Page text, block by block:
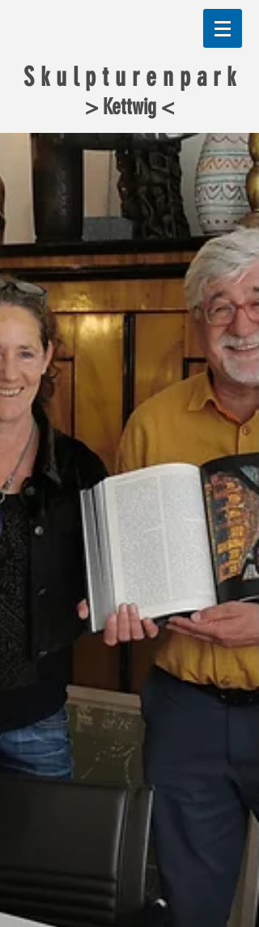
S k u l p t u r e n p a r k
> Kettwig <